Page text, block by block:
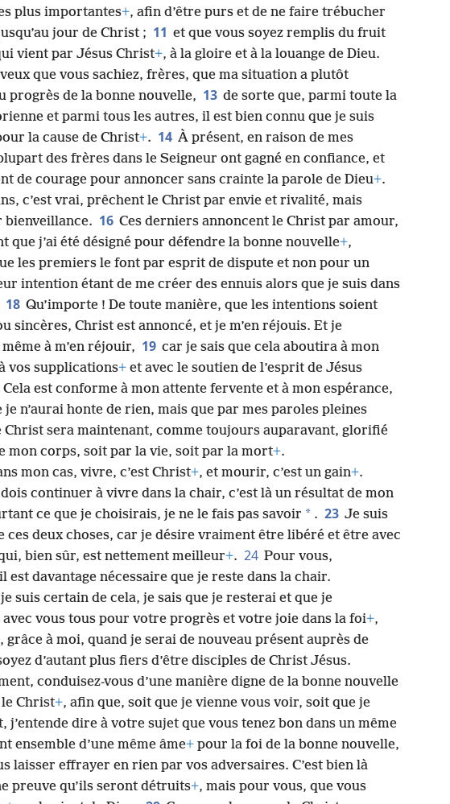
plus importantes+, afin d’être purs et de ne faire trébucher
jour de Christ ; 11 et que vous soyez remplis du fruit
vient par Jésus Christ+, à la gloire et à la louange de Dieu.
que vous sachiez, frères, que ma situation a plutôt
progrès de la bonne nouvelle, 13 de sorte que, parmi toute la
et parmi tous les autres, il est bien connu que je suis
la cause de Christ+. 14 À présent, en raison de mes
des frères dans le Seigneur ont gagné en confiance, et
de courage pour annoncer sans crainte la parole de Dieu+.
c’est vrai, prêchent le Christ par envie et rivalité, mais
bienveillance. 16 Ces derniers annoncent le Christ par amour,
que j’ai été désigné pour défendre la bonne nouvelle+,
les premiers le font par esprit de dispute et non pour un
intention étant de me créer des ennuis alors que je suis dans
18 Qu’importe ! De toute manière, que les intentions soient
sincères, Christ est annoncé, et je m’en réjouis. Et je
à m’en réjouir, 19 car je sais que cela aboutira à mon
vos supplications+ et avec le soutien de l’esprit de Jésus
Cela est conforme à mon attente fervente et à mon espérance,
je n’aurai honte de rien, mais que par mes paroles pleines
Christ sera maintenant, comme toujours auparavant, glorifié
mon corps, soit par la vie, soit par la mort+.
mon cas, vivre, c’est Christ+, et mourir, c’est un gain+.
continuer à vivre dans la chair, c’est là un résultat de mon
ce que je choisirais, je ne le fais pas savoir * . 23 Je suis
deux choses, car je désire vraiment être libéré et être avec
bien sûr, est nettement meilleur+. 24 Pour vous,
est davantage nécessaire que je reste dans la chair.
suis certain de cela, je sais que je resterai et que je
vous tous pour votre progrès et votre joie dans la foi+,
grâce à moi, quand je serai de nouveau présent auprès de
d’autant plus fiers d’être disciples de Christ Jésus.
conduisez-​vous d’une manière digne de la bonne nouvelle
Christ+, afin que, soit que je vienne vous voir, soit que je
j’entende dire à votre sujet que vous tenez bon dans un même
ensemble d’une même âme+ pour la foi de la bonne nouvelle,
laisser effrayer en rien par vos adversaires. C’est bien là
preuve qu’ils seront détruits+, mais pour vous, que vous